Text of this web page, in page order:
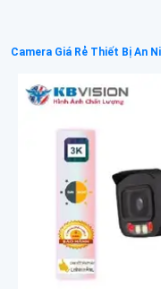
Camera Giá Rẻ Thiết Bị An